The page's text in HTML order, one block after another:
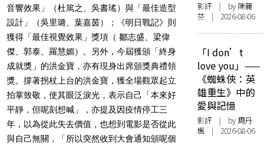
音響效果」（杜篤之、吳書瑤）與「最佳造型
設計」（吳里璐、葉嘉茵）；《明日戰記》則
獲得「最佳視覺效果」獎項（ 鄒志盛、梁偉
傑、郭泰、羅慧媚）。另外，今屆獲頒「終身
成就獎」的洪金寶，亦有現身出席頒獎典禮領
獎。撐著拐杖上台的洪金寶，獲全場觀眾起立
拍掌致敬，使其眼泛淚光，表示自己「本來好
平靜，但呢刻想喊」，亦提及因疫情停工三
年，以為從此失去價值，也想到電影是否從此
與自己無關，「所以突然收到大會通知頒呢個
影評 | by 陳麗
芬 | 2026-08-06
「I don’t
love you」——
《蜘蛛俠：英
雄重生》中的
愛與記憶
影評 | by周丹
楓 | 2026-08-06